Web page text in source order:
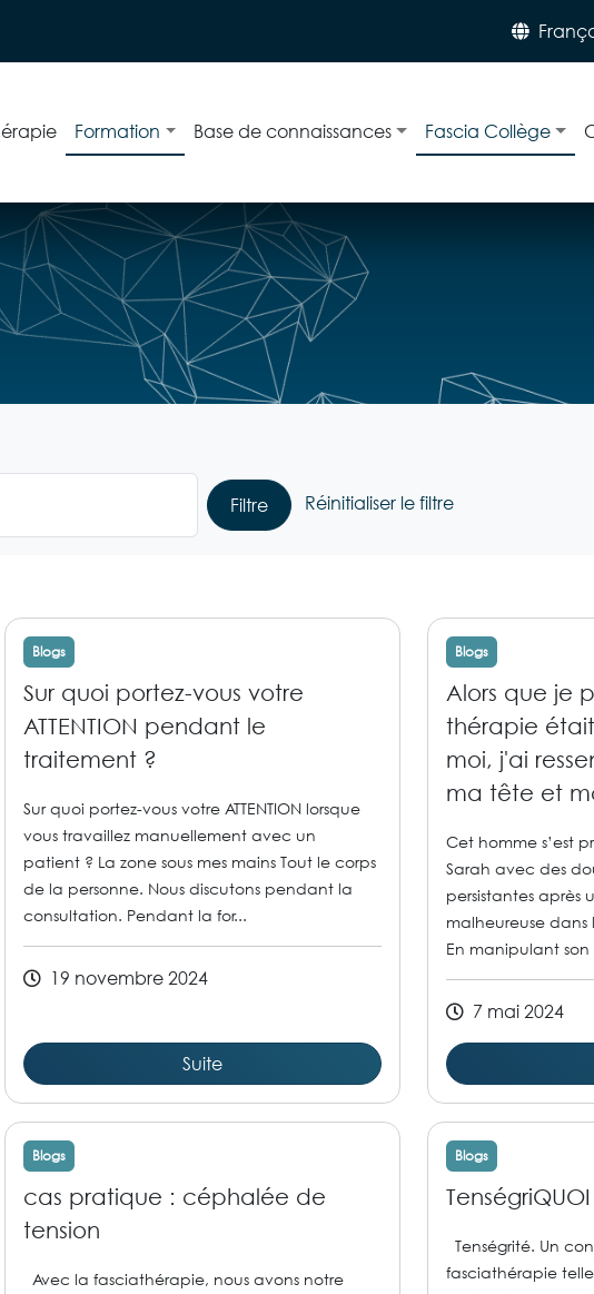
Formation Base de connaissances Fascia Collège
Filtre Réinitialiser le filtre
Blogs
Sur quoi portez-vous votre
ATTENTION pendant le
traitement ?
Sur quoi portez-vous votre ATTENTION lorsque
vous travaillez manuellement avec un
patient ? La zone sous mes mains Tout le corps
de la personne. Nous discutons pendant la
consultation. Pendant la for...
19 novembre 2024
Suite
Blogs
Alors que je
thérapie
moi, j'ai
ma tête et
Cet homme s’est
Sarah avec des
persistantes après
malheureuse
En manipulant son
7 mai 2024
Blogs
cas pratique : céphalée de
tension
Avec la fasciathérapie, nous avons notre
Blogs
Tenségrité. Un
fasciathérapie